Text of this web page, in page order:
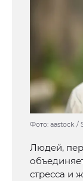
Фото: aastock /
Людей,
стресса и